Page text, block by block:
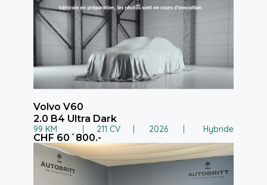
Volvo V60
2.0 B4 Ultra Dark
99 KM 211 CV 2026 Hybride
CHF 60´800.-